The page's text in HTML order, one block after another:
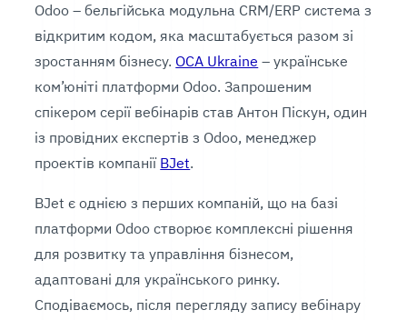
Odoo – бельгійська модульна CRM/ERP система з
відкритим кодом, яка масштабується разом зі
зростанням бізнесу. OCA Ukraine – українське
ком’юніті платформи Odoo. Запрошеним
спікером серії вебінарів став Антон Піскун, один
із провідних експертів з Odoo, менеджер
проектів компанії BJet.
BJet є однією з перших компаній, що на базі
платформи Odoo створює комплексні рішення
для розвитку та управління бізнесом,
адаптовані для українського ринку.
Сподіваємось, після перегляду запису вебінару